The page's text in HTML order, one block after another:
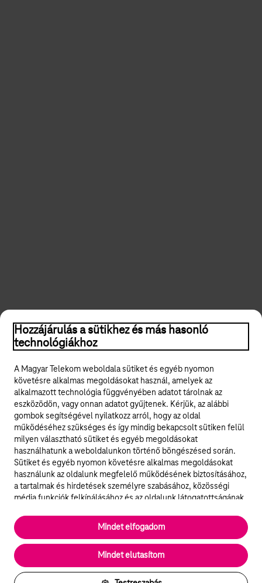
Hozzájárulás a sütikhez és más hasonló
technológiákhoz
A Magyar Telekom weboldala sütiket és egyéb nyomon
követésre alkalmas megoldásokat használ, amelyek az
alkalmazott technológia függvényében adatot tárolnak az
eszközödön, vagy onnan adatot gyűjtenek. Kérjük, az alábbi
gombok segítségével nyilatkozz arról, hogy az oldal
működéséhez szükséges és így mindig bekapcsolt sütiken felül
milyen választható sütiket és egyéb megoldásokat
használhatunk a weboldalunkon történő böngészésed során.
Sütiket és egyéb nyomon követésre alkalmas megoldásokat
használunk az oldalunk megfelelő működésének biztosításához,
a tartalmak és hirdetések személyre szabásához, közösségi
média funkciók felkínálásához és az oldalunk látogatottságának
elengedhetetlenek a weboldal működéséhez és nem lehet
kikapcsolni őket a weboldal látogatása során rendszerünkből. A
statisztikai, vagy marketing célú sütik segítségével bizonyos
esetekben az oldalhasználattal kapcsolatos információkat is
megosztjuk hirdetési és elemzési szolgáltatásokat nyújtó
partnereinkkel.
Mindet elutasítom
Mindet elfogadom